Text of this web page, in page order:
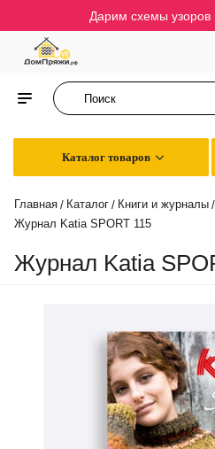
Дарим схемы узоров
Каталог товаров
Главная / Каталог / Книги и журналы /
Журнал Katia SPORT 115
Журнал Katia